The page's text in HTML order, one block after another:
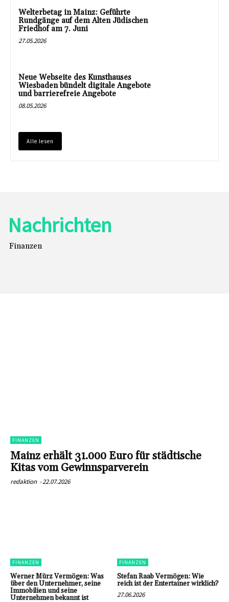
Welterbetag in Mainz: Geführte
Rundgänge auf dem Alten Jüdischen
Friedhof am 7. Juni
27.05.2026
Neue Webseite des Kunsthauses
Wiesbaden bündelt digitale Angebote
und barrierefreie Angebote
08.05.2026
Alle lesen
Nachrichten
Finanzen
FINANZEN
Mainz erhält 31.000 Euro für städtische
Kitas vom Gewinnsparverein
redaktion -22.07.2026
FINANZEN
Werner Mürz Vermögen: Was
über den Unternehmer, seine
Immobilien und seine
Unternehmen bekannt ist
FINANZEN
Stefan Raab Vermögen: Wie
reich ist der Entertainer wirklich?
27.06.2026